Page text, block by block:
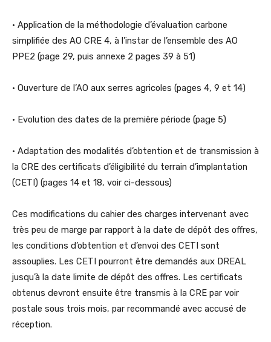
• Application de la méthodologie d’évaluation carbone
simplifiée des AO CRE 4, à l’instar de l’ensemble des AO
PPE2 (page 29, puis annexe 2 pages 39 à 51)
• Ouverture de l’AO aux serres agricoles (pages 4, 9 et 14)
• Evolution des dates de la première période (page 5)
• Adaptation des modalités d’obtention et de transmission à
la CRE des certificats d’éligibilité du terrain d’implantation
(CETI) (pages 14 et 18, voir ci-dessous)
Ces modifications du cahier des charges intervenant avec
très peu de marge par rapport à la date de dépôt des offres,
les conditions d’obtention et d’envoi des CETI sont
assouplies. Les CETI pourront être demandés aux DREAL
jusqu’à la date limite de dépôt des offres. Les certificats
obtenus devront ensuite être transmis à la CRE par voir
postale sous trois mois, par recommandé avec accusé de
réception.